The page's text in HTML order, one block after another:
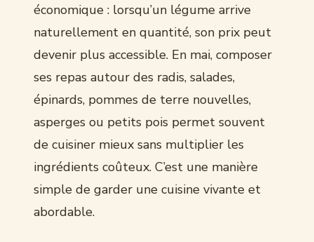
économique : lorsqu’un légume arrive
naturellement en quantité, son prix peut
devenir plus accessible. En mai, composer
ses repas autour des radis, salades,
épinards, pommes de terre nouvelles,
asperges ou petits pois permet souvent
de cuisiner mieux sans multiplier les
ingrédients coûteux. C’est une manière
simple de garder une cuisine vivante et
abordable.